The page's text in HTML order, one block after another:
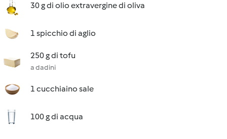
30 g di olio extravergine di oliva
1 spicchio di aglio
250 g di tofu
a dadini
1 cucchiaino sale
100 g di acqua